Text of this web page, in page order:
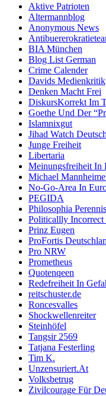
Aktive Patrioten
Altermannblog
Anonymous News
BIA München
Blog List German
Crime Calender
Davids Medienkritik
Denken Macht Frei
DiskursKorrekt Im
Goethe Und Der
Islamnixgut
Jihad Watch
Junge Freiheit
Libertaria
Meinungsfreiheit In
Michael
No-Go-Area In
PEGIDA
Philosophia Perennis
Politicallly Incorrect
Prinz Eugen
ProFortis
Pro NRW
Prometheus
Quotenqeen
Redefreiheit In
reitschuster.de
Roncesvalles
Shockwellenreiter
Steinhöfel
Tangsir 2569
Tatjana Festerling
Tim K.
Unzensuriert.At
Volksbetrug
Zivilcourage Für